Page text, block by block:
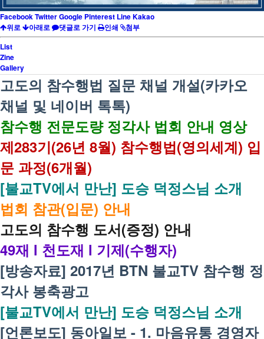
FacebookTwitterGoogle Pinterest LineKakao
위로
아래로 댓글로 가기 인쇄
첨부
List
Zine
Gallery
고도의 참수행법 질문 채널 개설(카카오
채널 및 네이버 톡톡)
참수행 전문도량 정각사 법회 안내 영상
제283기(26년 8월) 참수행법(영의세계) 입
문 과정(6개월)
[불교TV에서 만난] 도승 덕정스님 소개
법회 참관(입문) 안내
고도의 참수행 도서(증정) 안내
49재 l 천도재 l 기제(수행자)
[방송자료] 2017년 BTN 불교TV 참수행 정
각사 봉축광고
[불교TV에서 만난] 도승 덕정스님 소개
[언론보도] 동아일보 - 1. 마음유통 경영자